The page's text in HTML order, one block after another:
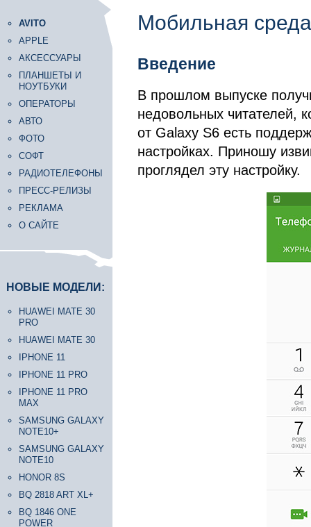
AVITO
APPLE
АКСЕССУАРЫ
ПЛАНШЕТЫ И
НОУТБУКИ
ОПЕРАТОРЫ
АВТО
ФОТО
СОФТ
РАДИОТЕЛЕФОНЫ
ПРЕСС-РЕЛИЗЫ
РЕКЛАМА
О САЙТЕ
НОВЫЕ МОДЕЛИ:
HUAWEI MATE 30
PRO
HUAWEI MATE 30
IPHONE 11
IPHONE 11 PRO
IPHONE 11 PRO
MAX
SAMSUNG GALAXY
NOTE10+
SAMSUNG GALAXY
NOTE10
HONOR 8S
BQ 2818 ART XL+
BQ 1846 ONE
POWER
Мобильная
Введение
В прошлом выпуске
недовольных читателей,
от Galaxy S6 есть
настройках. Приношу
проглядел эту настройку.